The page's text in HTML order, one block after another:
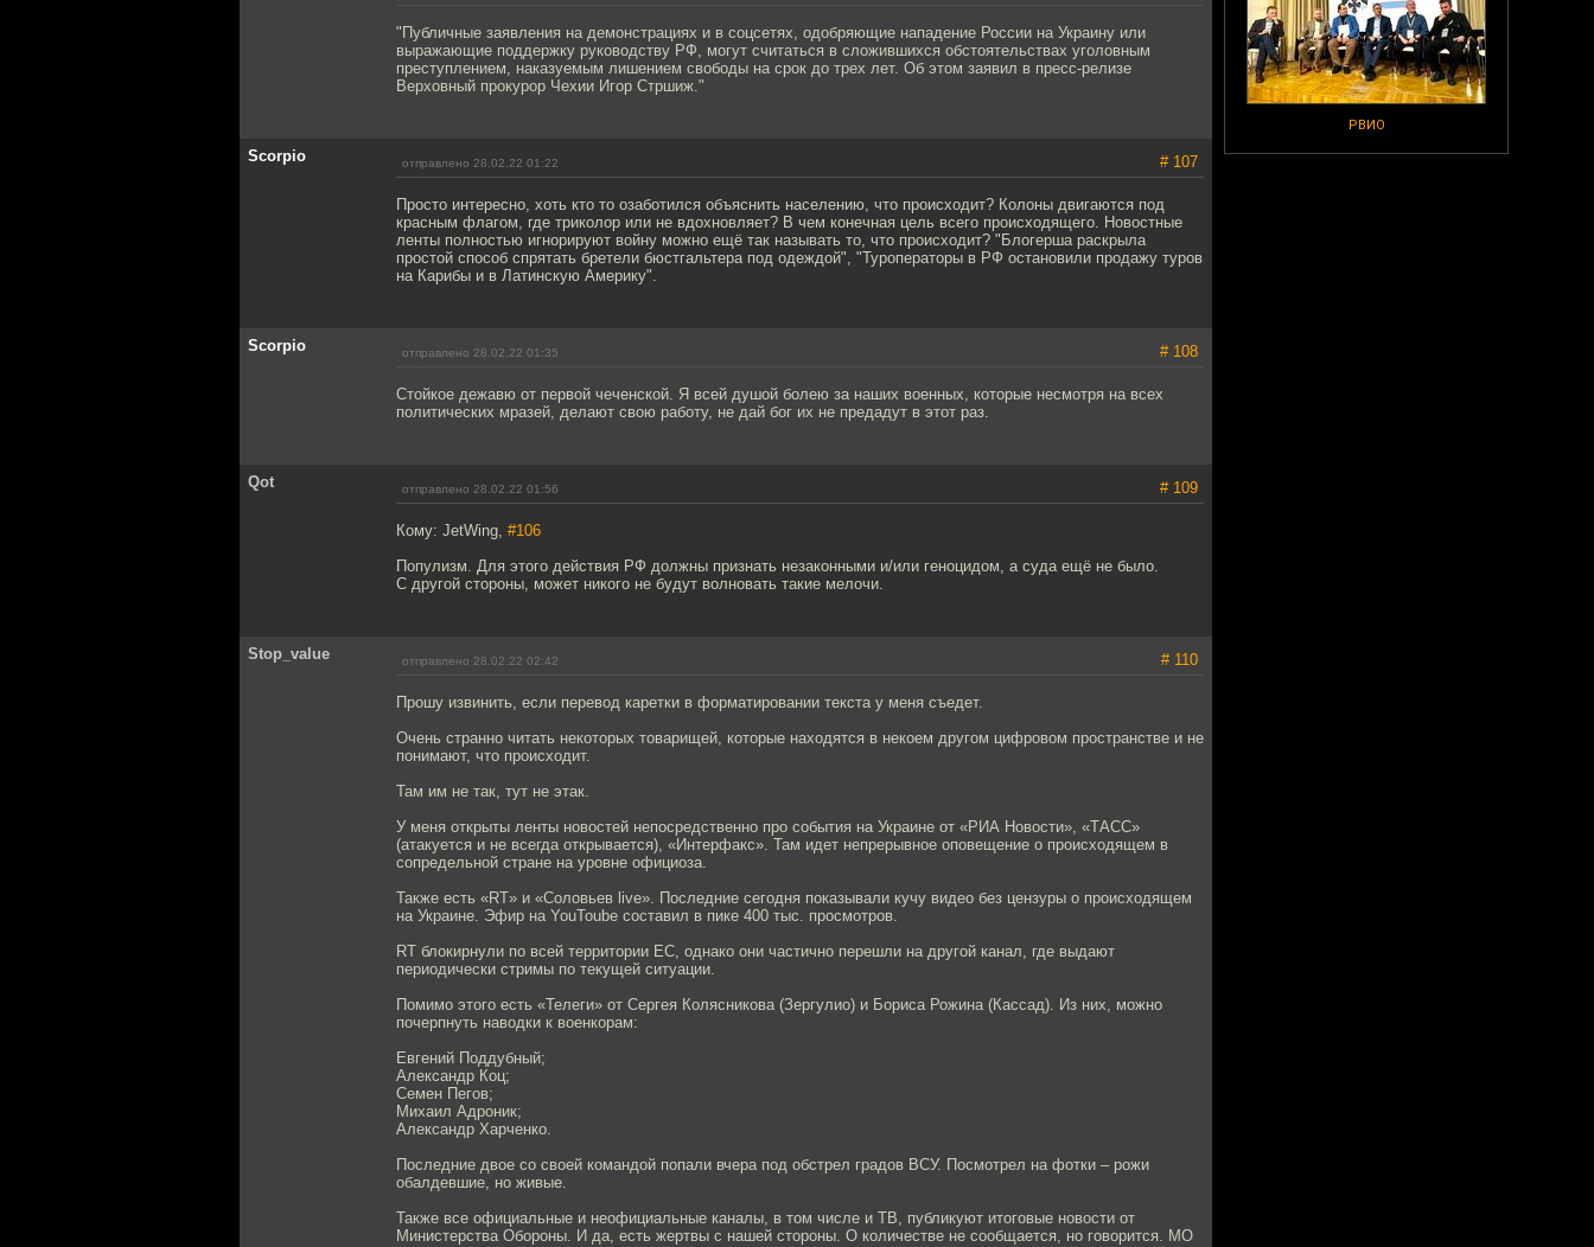
РВИО
"Публичные заявления на демонстрациях и в соцсетях, одобряющие нападение России на Украину или
выражающие поддержку руководству РФ, могут считаться в сложившихся обстоятельствах уголовным
преступлением, наказуемым лишением свободы на срок до трех лет. Об этом заявил в пресс-релизе
Верховный прокурор Чехии Игор Стршиж."
Scorpio отправлено 28.02.22 01:22 # 107
Просто интересно, хоть кто то озаботился объяснить населению, что происходит? Колоны двигаются под
красным флагом, где триколор или не вдохновляет? В чем конечная цель всего происходящего. Новостные
ленты полностью игнорируют войну можно ещё так называть то, что происходит? "Блогерша раскрыла
простой способ спрятать бретели бюстгальтера под одеждой", "Туроператоры в РФ остановили продажу туров
на Карибы и в Латинскую Америку".
Scorpio отправлено 28.02.22 01:35 # 108
Стойкое дежавю от первой чеченской. Я всей душой болею за наших военных, которые несмотря на всех
политических мразей, делают свою работу, не дай бог их не предадут в этот раз.
Qot отправлено 28.02.22 01:56 # 109
Кому: JetWing, #106
Популизм. Для этого действия РФ должны признать незаконными и/или геноцидом, а суда ещё не было.
С другой стороны, может никого не будут волновать такие мелочи.
Stop_value отправлено 28.02.22 02:42 # 110
Прошу извинить, если перевод каретки в форматировании текста у меня съедет.
Очень странно читать некоторых товарищей, которые находятся в некоем другом цифровом пространстве и не
понимают, что происходит.
Там им не так, тут не этак.
У меня открыты ленты новостей непосредственно про события на Украине от «РИА Новости», «ТАСС»
(атакуется и не всегда открывается), «Интерфакс». Там идет непрерывное оповещение о происходящем в
сопредельной стране на уровне официоза.
Также есть «RT» и «Соловьев live». Последние сегодня показывали кучу видео без цензуры о происходящем
на Украине. Эфир на YouToube составил в пике 400 тыс. просмотров.
RT блокирнули по всей территории ЕС, однако они частично перешли на другой канал, где выдают
периодически стримы по текущей ситуации.
Помимо этого есть «Телеги» от Сергея Колясникова (Зергулио) и Бориса Рожина (Кассад). Из них, можно
почерпнуть наводки к военкорам:
Евгений Поддубный;
Александр Коц;
Семен Пегов;
Михаил Адроник;
Александр Харченко.
Последние двое со своей командой попали вчера под обстрел градов ВСУ. Посмотрел на фотки – рожи
обалдевшие, но живые.
Также все официальные и неофициальные каналы, в том числе и ТВ, публикуют итоговые новости от
Министерства Обороны. И да, есть жертвы с нашей стороны. О количестве не сообщается, но говорится. МО